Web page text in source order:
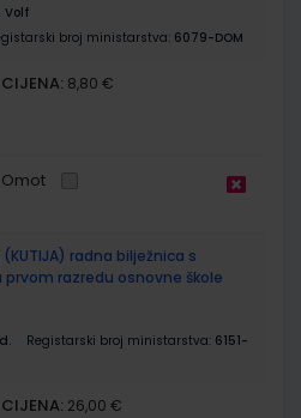
Volf
broj ministarstva: 6079-DOM
CIJENA: 8,80 €
Omot
(KUTIJA) radna bilježnica s
razredu osnovne škole
Registarski broj ministarstva: 6151-
CIJENA: 26,00 €